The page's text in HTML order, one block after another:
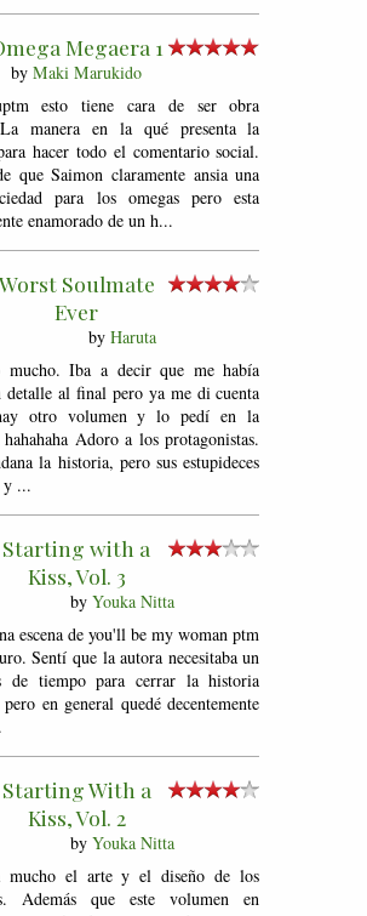
Megaera 1
by Maki Marukido
esto tiene cara de ser obra
La manera en la qué presenta la
hacer todo el comentario social.
que Saimon claramente ansia una
para los omegas pero esta
enamorado de un h...
Worst Soulmate
Ever
by Haruta
mucho. Iba a decir que me había
detalle al final pero ya me di cuenta
otro volumen y lo pedí en la
Adoro a los protagonistas.
la historia, pero sus estupideces
y ...
Starting with a
Kiss, Vol. 3
by Youka Nitta
escena de you'll be my woman ptm
Sentí que la autora necesitaba un
de tiempo para cerrar la historia
en general quedé decentemente
Starting With a
Kiss, Vol. 2
by Youka Nitta
mucho el arte y el diseño de los
Además que este volumen en